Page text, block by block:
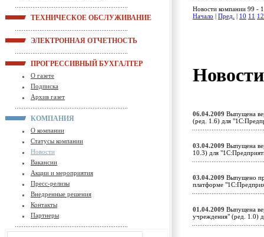
ТЕХНИЧЕСКОЕ ОБСЛУЖИВАНИЕ
ЭЛЕКТРОННАЯ ОТЧЕТНОСТЬ
ПРОГРЕССИВНЫЙ БУХГАЛТЕР
О газете
Подписка
Архив газет
КОМПАНИЯ
О компании
Статусы компании
Новости
Вакансии
Акции и мероприятия
Пресс-релизы
Внедренные решения
Контакты
Партнеры
Новости компании 99 -
Начало
Пред. 10 11 12
06.04.2009 Выпущена
(ред. 1.6) для
03.04.2009 Выпущена
10.3) для
03.04.2009 Выпущено
платформе
01.04.2009 Выпущена
учреждения" (ред. 1.0)